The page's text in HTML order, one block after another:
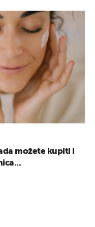
možete kupiti i